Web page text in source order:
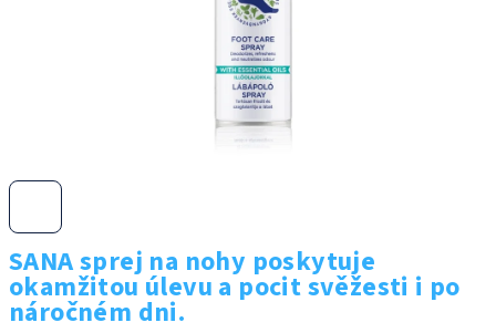
SANA sprej na nohy poskytuje
okamžitou úlevu a pocit svěžesti i po
náročném dni.